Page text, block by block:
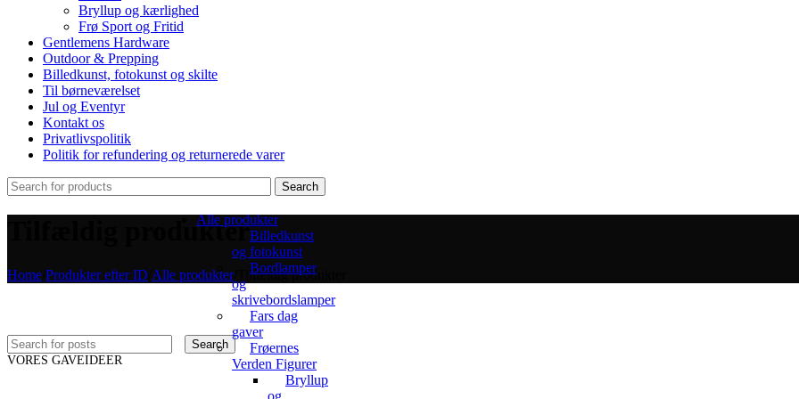
Bryllup og kærlighed
Frø Sport og Fritid
Gentlemens Hardware
Outdoor & Prepping
Billedkunst, fotokunst og skilte
Til børneværelset
Jul og Eventyr
Kontakt os
Privatlivspolitik
Politik for refundering og returnerede varer
Alle produkter
Billedkunst
og fotokunst
Bordlamper
og
skrivebordslamper
Fars dag
gaver
Frøernes
Verden Figurer
Bryllup
og
Search
Tilfældig produkter
Home Produkter efter ID Alle produkter/ Tilfældig produkter
Search
VORES GAVEIDEER